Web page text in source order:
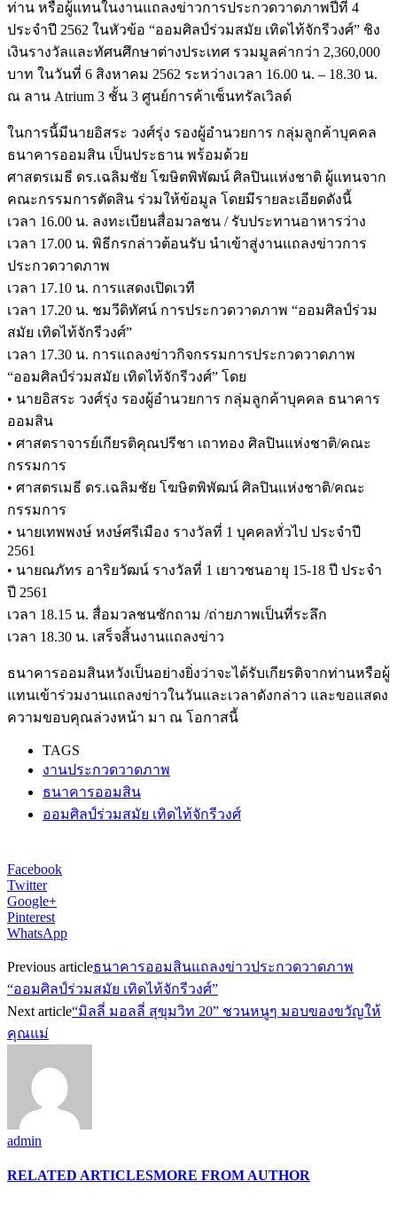
ท่าน หรือผู้แทนในงานแถลงข่าวการประกวดวาดภาพปีที่ 4
ประจำปี 2562 ในหัวข้อ “ออมศิลป์ร่วมสมัย เทิดไท้จักรีวงศ์” ชิง
เงินรางวัลและทัศนศึกษาต่างประเทศ รวมมูลค่ากว่า 2,360,000
บาท ในวันที่ 6 สิงหาคม 2562 ระหว่างเวลา 16.00 น. – 18.30 น.
ณ ลาน Atrium 3 ชั้น 3 ศูนย์การค้าเซ็นทรัลเวิลด์
ในการนี้มีนายอิสระ วงศ์รุ่ง รองผู้อำนวยการ กลุ่มลูกค้าบุคคล
ธนาคารออมสิน เป็นประธาน พร้อมด้วย
ศาสตรเมธี ดร.เฉลิมชัย โฆษิตพิพัฒน์ ศิลปินแห่งชาติ ผู้แทนจาก
คณะกรรมการตัดสิน ร่วมให้ข้อมูล โดยมีรายละเอียดดังนี้
เวลา 16.00 น. ลงทะเบียนสื่อมวลชน / รับประทานอาหารว่าง
เวลา 17.00 น. พิธีกรกล่าวต้อนรับ นำเข้าสู่งานแถลงข่าวการ
ประกวดวาดภาพ
เวลา 17.10 น. การแสดงเปิดเวที
เวลา 17.20 น. ชมวีดิทัศน์ การประกวดวาดภาพ “ออมศิลป์ร่วม
สมัย เทิดไท้จักรีวงศ์”
เวลา 17.30 น. การแถลงข่าวกิจกรรมการประกวดวาดภาพ
“ออมศิลป์ร่วมสมัย เทิดไท้จักรีวงศ์” โดย
• นายอิสระ วงศ์รุ่ง รองผู้อำนวยการ กลุ่มลูกค้าบุคคล ธนาคาร
ออมสิน
• ศาสตราจารย์เกียรติคุณปรีชา เถาทอง ศิลปินแห่งชาติ/คณะ
กรรมการ
• ศาสตรเมธี ดร.เฉลิมชัย โฆษิตพิพัฒน์ ศิลปินแห่งชาติ/คณะ
กรรมการ
• นายเทพพงษ์ หงษ์ศรีเมือง รางวัลที่ 1 บุคคลทั่วไป ประจำปี
2561
• นายณภัทร อาริยวัฒน์ รางวัลที่ 1 เยาวชนอายุ 15-18 ปี ประจำ
ปี 2561
เวลา 18.15 น. สื่อมวลชนซักถาม /ถ่ายภาพเป็นที่ระลึก
เวลา 18.30 น. เสร็จสิ้นงานแถลงข่าว
ธนาคารออมสินหวังเป็นอย่างยิ่งว่าจะได้รับเกียรติจากท่านหรือผู้
แทนเข้าร่วมงานแถลงข่าวในวันและเวลาดังกล่าว และขอแสดง
ความขอบคุณล่วงหน้า มา ณ โอกาสนี้
TAGS
งานประกวดวาดภาพ
ธนาคารออมสิน
ออมศิลป์ร่วมสมัย เทิดไท้จักรีวงศ์
Facebook
Twitter
Google+
Pinterest
WhatsApp
Previous articleธนาคารออมสินแถลงข่าวประกวดวาดภาพ
“ออมศิลป์ร่วมสมัย เทิดไท้จักรีวงศ์”
Next article“มิลลี่ มอลลี่ สุขุมวิท 20” ชวนหนูๆ มอบของขวัญให้
คุณแม่
admin
RELATED ARTICLESMORE FROM AUTHOR